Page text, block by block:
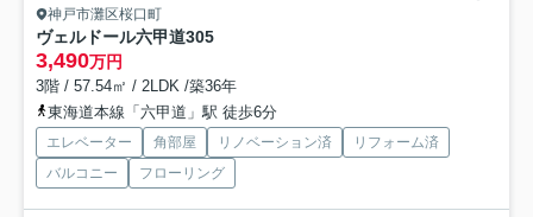
神戸市灘区桜口町
ヴェルドール六甲道305
3,490万円
3階 / 57.54㎡ / 2LDK /築36年
東海道本線「六甲道」駅 徒歩6分
エレベーター 角部屋 リノベーション済
リフォーム済
バルコニー
フローリング